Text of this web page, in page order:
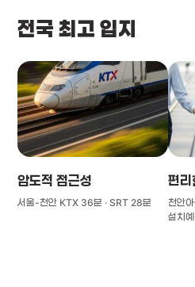
전국 최고 입지
압도적 접근성
서울-천안 KTX 36분 · SRT 28분
편리
천안
설치